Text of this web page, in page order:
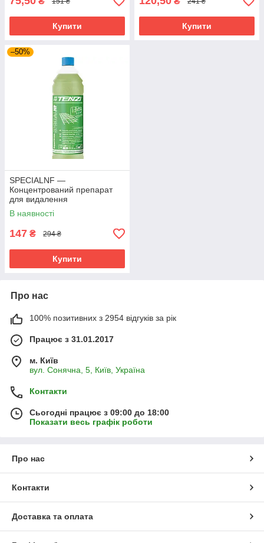
Купити Купити
–50%
SPECIALNF —
Концентрований препарат
для видалення
нафтопродуктів 1 л
В наявності
147 ₴ 294 ₴
Купити
Про нас
100% позитивних з 2954 відгуків за рік
Працює з 31.01.2017
м. Київ
вул. Сонячна, 5, Київ, Україна
Контакти
Сьогодні працює з 09:00 до 18:00
Показати весь графік роботи
Про нас
Контакти
Доставка та оплата